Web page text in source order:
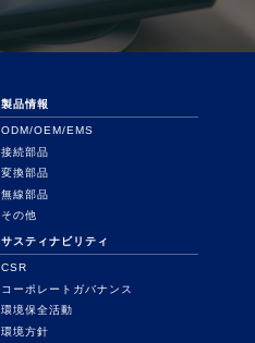
製品情報
ODM/OEM/EMS
接続部品
変換部品
無線部品
その他
サスティナビリティ
CSR
コーポレートガバナンス
環境保全活動
環境方針